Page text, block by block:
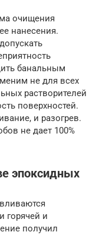
очищения
нанесения.
банальным
не для всех
растворителей
поверхностей.
и разогрев.
не дает 100%
эпоксидных
горячей и
получил